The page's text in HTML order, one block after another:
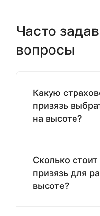
Часто
вопросы
Какую
привязь
на высоте?
Сколько стоит
привязь для
высоте?